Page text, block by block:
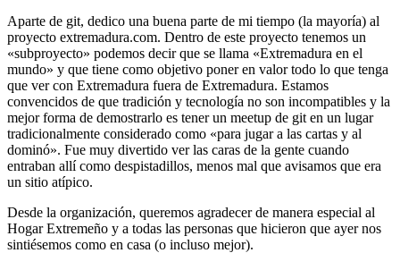
Aparte de git, dedico una buena parte de mi tiempo (la mayoría) al
proyecto extremadura.com. Dentro de este proyecto tenemos un
«subproyecto» podemos decir que se llama «Extremadura en el
mundo» y que tiene como objetivo poner en valor todo lo que tenga
que ver con Extremadura fuera de Extremadura. Estamos
convencidos de que tradición y tecnología no son incompatibles y la
mejor forma de demostrarlo es tener un meetup de git en un lugar
tradicionalmente considerado como «para jugar a las cartas y al
dominó». Fue muy divertido ver las caras de la gente cuando
entraban allí como despistadillos, menos mal que avisamos que era
un sitio atípico.
Desde la organización, queremos agradecer de manera especial al
Hogar Extremeño y a todas las personas que hicieron que ayer nos
sintiésemos como en casa (o incluso mejor).